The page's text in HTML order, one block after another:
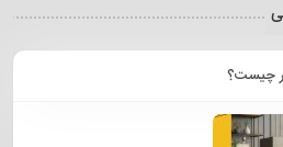
چیست؟